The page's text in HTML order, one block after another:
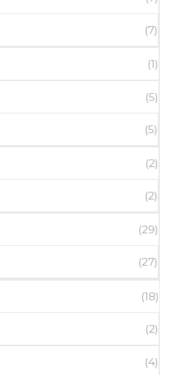
(7)
(1)
(5)
(5)
(2)
(2)
(29)
(27)
(18)
(2)
(4)